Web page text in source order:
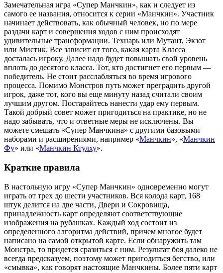
Замечательная игра «Супер Манчкин», как и следует из
самого ее названия, относится к серии «Манчкин». Участник
начинает действовать, как обычный человек, но по мере
раздачи карт и совершения ходов с ним происходят
удивительные трансформации. Технарь или Мутант, Экзот
или Мистик. Все зависит от того, какая карта Класса
досталась игроку. Далее надо будет повышать свой уровень
вплоть до десятого класса. Тот, кто достигнет его первым —
победитель. Не стоит расслабляться во время игрового
процесса. Помимо Монстров путь может преградить другой
игрок, даже тот, кого вы еще минуту назад считали своим
лучшим другом. Постарайтесь нанести удар ему первым.
Такой добрый совет может пригодиться на практике, но не
надо забывать, что и ответные меры не исключены. Вы
можете смешать «Супер Манчкина» с другими базовыми
наборами и расширениями, например «Манчкин», «Манчкин
Фу» или «Манчкин Ктулху».
Краткие правила
В настольную игру «Супер Манчкин» одновременно могут
играть от трех до шести участников. Вся колода карт, 168
штук делится на две части, Двери и Сокровища,
принадлежность карт определяют соответствующие
изображения на рубашках. Каждый ход состоит из
определенного алгоритма действий, причем многое будет
написано на самой открытой карте. Если обнаружить там
Монстра, то придется сразиться с ним. Результат боя далеко не
всегда предсказуем, поэтому может пригодиться бегство, или
«смывка», как говорят настоящие Манчкины. Более пяти карт